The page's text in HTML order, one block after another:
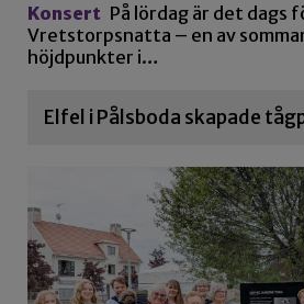
Konsert På lördag är det dags
Vretstorpsnatta – en av
höjdpunkter i…
Elfel i Pålsboda skapade